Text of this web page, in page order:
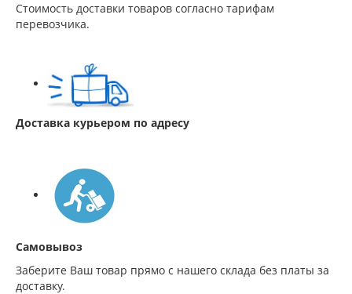
Стоимость доставки товаров согласно тарифам
перевозчика.
Доставка курьером по адресу
Самовывоз
Заберите Ваш товар прямо с нашего склада без платы за
доставку.